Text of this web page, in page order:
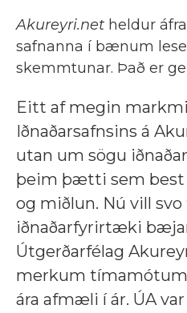
Akureyri.net heldur
safnanna í bænum
skemmtunar. Það er
Eitt af megin
Iðnaðarsafnsins á
utan um sögu
þeim þætti sem best
og miðlun. Nú vill
iðnaðarfyrirtæki
Útgerðarfélag
merkum tímamótum
ára afmæli í ár. ÚA